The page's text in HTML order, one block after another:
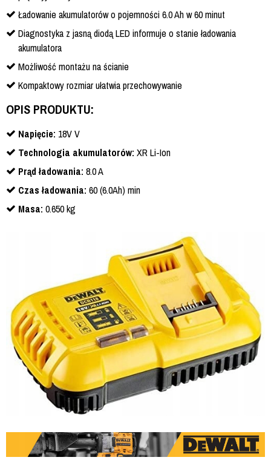
Ładowanie akumulatorów o pojemności 6.0 Ah w 60 minut
Diagnostyka z jasną diodą LED informuje o stanie ładowania
akumulatora
Możliwość montażu na ścianie
Kompaktowy rozmiar ułatwia przechowywanie
OPIS PRODUKTU:
Napięcie: 18V V
Technologia akumulatorów: XR Li-Ion
Prąd ładowania: 8.0 A
Czas ładowania: 60 (6.0Ah) min
Masa: 0.650 kg